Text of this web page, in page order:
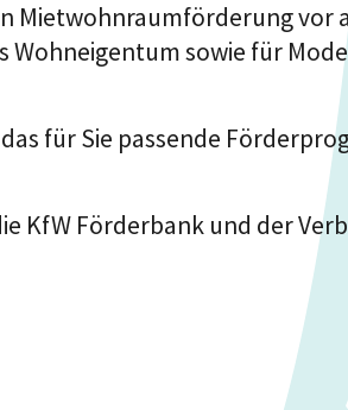
Mietwohnraumförderung
sowie für
für Sie passende
KfW Förderbank und der